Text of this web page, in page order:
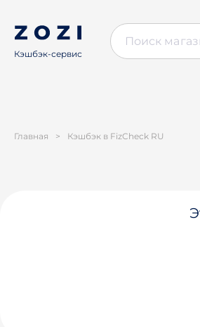
Кэшбэк-сервис
Главная > Кэшбэк в FizCheck RU